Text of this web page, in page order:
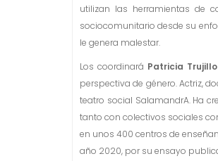
utilizan las herramientas de
sociocomunitario desde su
le genera malestar.
Los coordinará Patricia
perspectiva de género. Actriz,
teatro social SalamandrA. Ha
tanto con colectivos sociales
en unos 400 centros de
año 2020, por su ensayo